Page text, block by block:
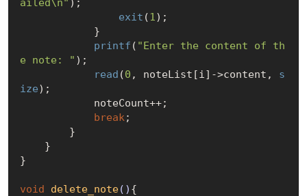
ailed\n" );
exit (1);
printf ( "Enter the content of th
e note: " );
read (0 , noteList[i]->content, s
ize);
break;
}
void delete_note() {